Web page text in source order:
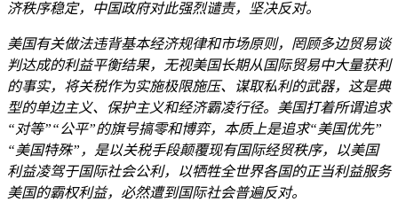
济秩序稳定，中国政府对此强烈谴责，坚决反对。
美国有关做法违背基本经济规律和市场原则，罔顾多边贸易谈
判达成的利益平衡结果，无视美国长期从国际贸易中大量获利
的事实，将关税作为实施极限施压、谋取私利的武器，这是典
型的单边主义、保护主义和经济霸凌行径。美国打着所谓追求
“对等”“公平”的旗号搞零和博弈，本质上是追求“美国优先”
“美国特殊”，是以关税手段颠覆现有国际经贸秩序，以美国
利益凌驾于国际社会公利，以牺牲全世界各国的正当利益服务
美国的霸权利益，必然遭到国际社会普遍反对。